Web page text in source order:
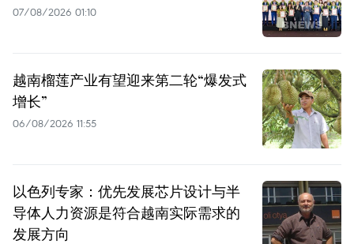
07/08/2026 01:10
越南榴莲产业有望迎来第二轮“爆发式
增长”
06/08/2026 11:55
以色列专家：优先发展芯片设计与半
导体人力资源是符合越南实际需求的
发展方向